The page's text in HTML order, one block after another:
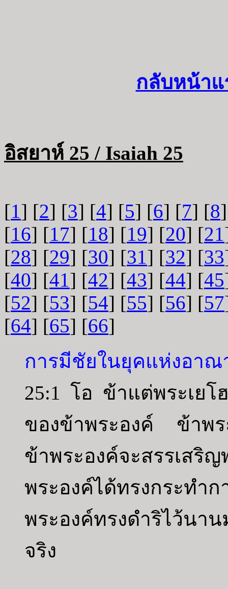
กลับหน้าแ
อิสยาห์ 25 / Isaiah 25
[1] [2] [3] [4] [5] [6] [7] [8
[16] [17] [18] [19] [20] [21
[28] [29] [30] [31] [32] [33
[40] [41] [42] [43] [44] [45
[52] [53] [54] [55] [56] [57
[64] [65] [66]
การมีชัยในยุคแห่งอาณ
25:1 โอ ข้าแต่พระเยโ
ของข้าพระองค์ ข้าพร
ข้าพระองค์จะสรรเสริ
พระองค์ได้ทรงกระ
พระองค์ทรงดำริไว้นา
จริง